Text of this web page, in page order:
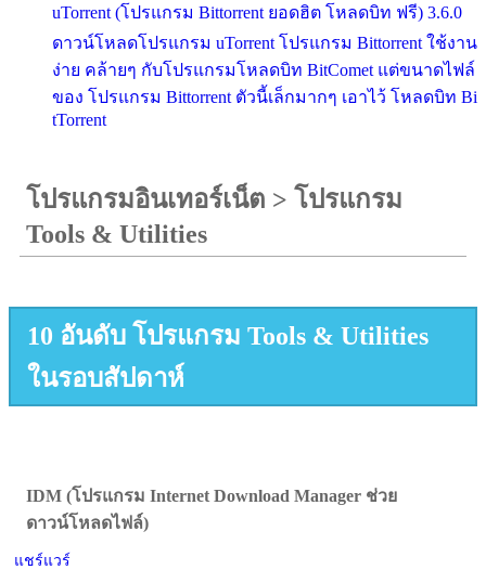
uTorrent (โปรแกรม Bittorrent ยอดฮิต โหลดบิท ฟรี) 3.6.0
ดาวน์โหลดโปรแกรม uTorrent โปรแกรม Bittorrent ใช้งาน
ง่าย คล้ายๆ กับโปรแกรมโหลดบิท BitComet แต่ขนาดไฟล์
ของ โปรแกรม Bittorrent ตัวนี้เล็กมากๆ เอาไว้ โหลดบิท Bi
tTorrent
โปรแกรมอินเทอร์เน็ต > โปรแกรม
Tools & Utilities
10 อันดับ โปรแกรม Tools & Utilities
ในรอบสัปดาห์
IDM (โปรแกรม Internet Download Manager ช่วย
ดาวน์โหลดไฟล์)
แชร์แวร์